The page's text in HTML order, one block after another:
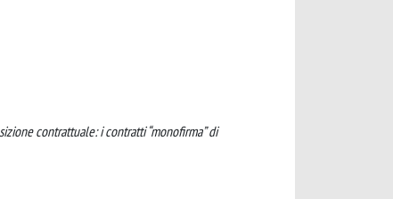
contrattuale: i contratti “monofirma” di